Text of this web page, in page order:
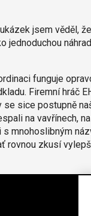
jsem věděl,
jednoduchou
funguje
Firemní hráč
se sice postupně
na vavřínech,
mnohoslibným
rovnou zkusí